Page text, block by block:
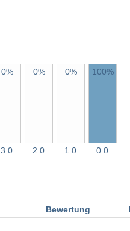
0%
3.0
0%
2.0
0%
1.0
100%
0.0
Bewertung